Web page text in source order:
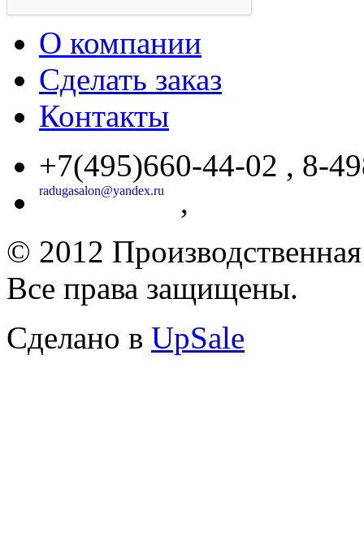
О компании
Сделать заказ
Контакты
+7(495)660-44-02 , 8-
radugasalon@yandex.ru
,
© 2012
Все права защищены.
Cделано в UpSale